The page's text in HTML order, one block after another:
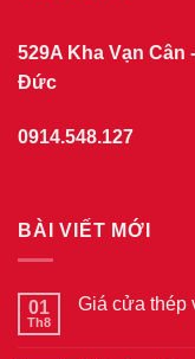
529A Kha Vạn Cân
Đức
0914.548.127
BÀI VIẾT MỚI
01
Th8
Giá cửa thép